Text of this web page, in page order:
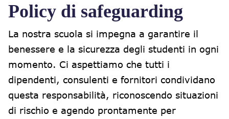
Policy di safeguarding
La nostra scuola si impegna a garantire il
benessere e la sicurezza degli studenti in ogni
momento. Ci aspettiamo che tutti i
dipendenti, consulenti e fornitori condividano
questa responsabilità, riconoscendo situazioni
di rischio e agendo prontamente per